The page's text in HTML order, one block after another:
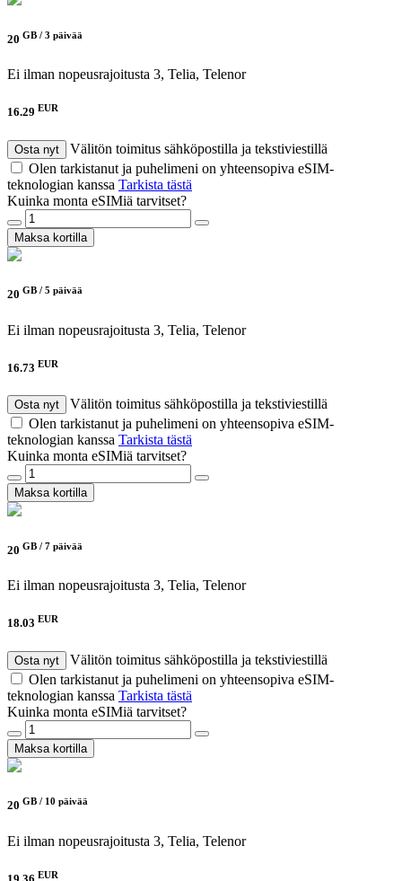
20 GB / 3 päivää
Ei ilman nopeusrajoitusta 3, Telia, Telenor
16.29 EUR
Osta nyt
Välitön toimitus sähköpostilla ja tekstiviestillä
Olen tarkistanut ja puhelimeni on yhteensopiva eSIM-
teknologian kanssa Tarkista tästä
Kuinka monta eSIMiä tarvitset?
Maksa kortilla
20 GB / 5 päivää
Ei ilman nopeusrajoitusta 3, Telia, Telenor
16.73 EUR
Osta nyt
Välitön toimitus sähköpostilla ja tekstiviestillä
Olen tarkistanut ja puhelimeni on yhteensopiva eSIM-
teknologian kanssa Tarkista tästä
Kuinka monta eSIMiä tarvitset?
Maksa kortilla
20 GB / 7 päivää
Ei ilman nopeusrajoitusta 3, Telia, Telenor
18.03 EUR
Osta nyt
Välitön toimitus sähköpostilla ja tekstiviestillä
Olen tarkistanut ja puhelimeni on yhteensopiva eSIM-
teknologian kanssa Tarkista tästä
Kuinka monta eSIMiä tarvitset?
Maksa kortilla
20 GB / 10 päivää
Ei ilman nopeusrajoitusta 3, Telia, Telenor
EUR